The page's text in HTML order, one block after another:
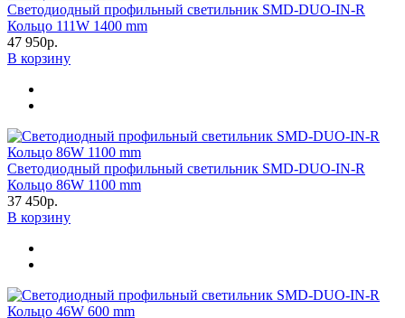
Светодиодный профильный светильник SMD-DUO-IN-R
Кольцо 111W 1400 mm
47 950р.
В корзину
Светодиодный профильный светильник SMD-DUO-IN-R
Кольцо 86W 1100 mm
37 450р.
В корзину